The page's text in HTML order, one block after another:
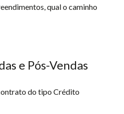
qual o caminho
e Pós-Vendas
do tipo Crédito